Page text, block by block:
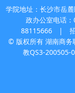
学院地址：长沙市
政办公室电话
88115666 | 招
© 版权所有 湖南商
教QS3-